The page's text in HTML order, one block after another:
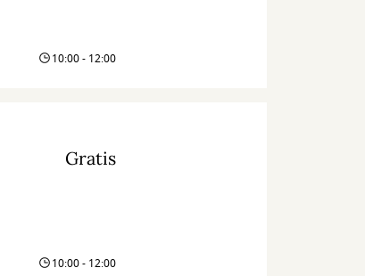
10:00 - 12:00
Gratis
10:00 - 12:00